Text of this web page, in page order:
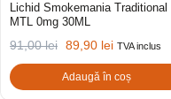
Lichid Smokemania Traditional
MTL 0mg 30ML
91,00lei 89,90 lei TVA inclus
Adaugă în coș